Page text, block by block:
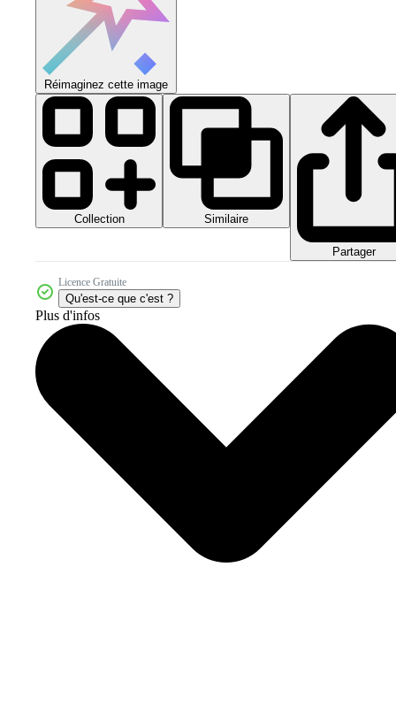
Réimaginez cette image
Collection Similaire
Partager
Licence Gratuite
Qu'est-ce que c'est ?
Plus d'infos